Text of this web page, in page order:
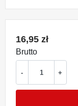
16,95 zł
Brutto
- +